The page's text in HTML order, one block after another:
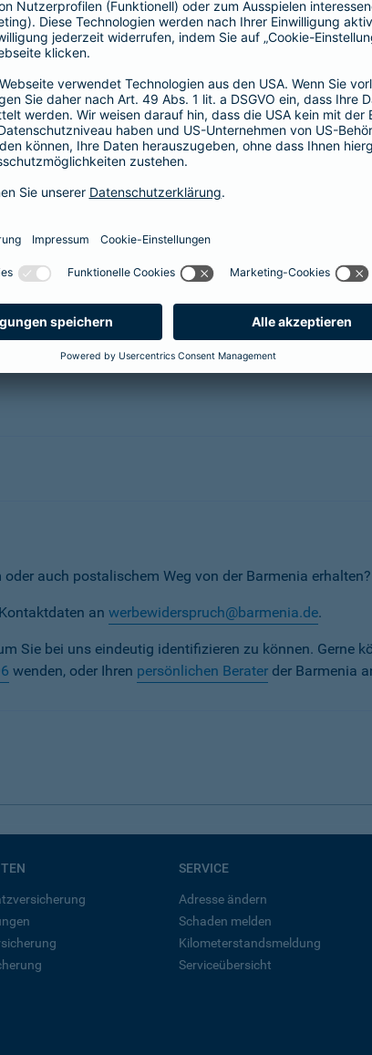
AG und der Barmenia Allgemeine
Webseite
in sozialen Medien
auch postalischem Weg von der Barmenia
an werbewiderspruch@barmenia.de.
Sie bei uns eindeutig identifizieren zu können. Gerne
wenden, oder Ihren persönlichen Berater der Barmenia
SERVICE
Adresse ändern
Schaden melden
Kilometerstandsmeldung
Serviceübersicht